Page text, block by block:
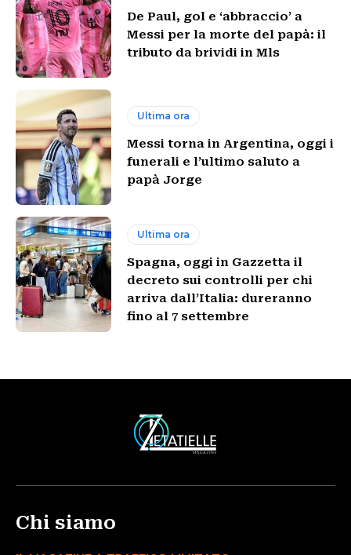
De Paul, gol e ‘abbraccio’ a
Messi per la morte del papà: il
tributo da brividi in Mls
Ultima ora
Messi torna in Argentina, oggi i
funerali e l’ultimo saluto a
papà Jorge
Ultima ora
Spagna, oggi in Gazzetta il
decreto sui controlli per chi
arriva dall’Italia: dureranno
fino al 7 settembre
Chi siamo